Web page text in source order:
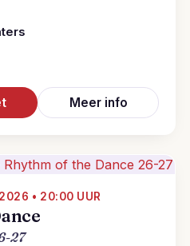
Meer info
• 20:00 UUR
27